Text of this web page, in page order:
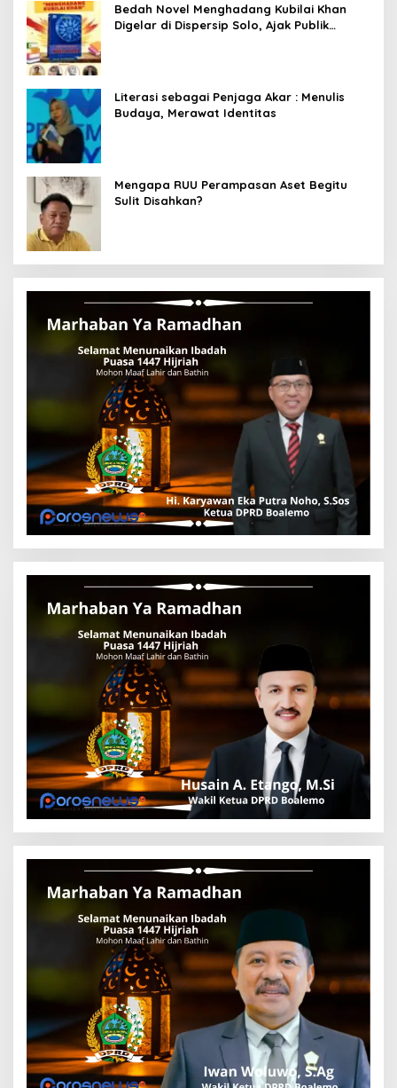
Bedah Novel Menghadang Kubilai Khan
Digelar di Dispersip Solo, Ajak Publik
Literasi sebagai Penjaga Akar : Menulis
Budaya, Merawat Identitas
Mengapa RUU Perampasan Aset Begitu
Sulit Disahkan?